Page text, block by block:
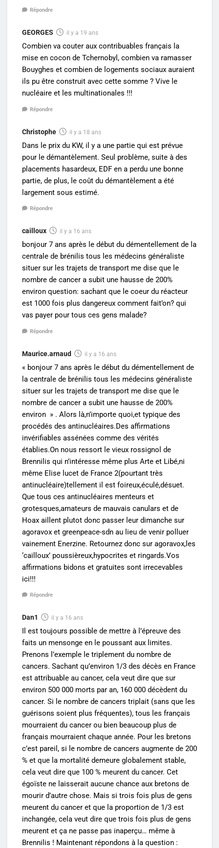
Répondre
GEORGES il y a 19 ans
Combien va couter aux contribuables français la
mise en cocon de Tchernobyl, combien va ramasser
Bouyghes et combien de logements sociaux auraient
ils pu être construit avec cette somme ? Vive le
nucléaire et les multinationales !!!
Répondre
Christophe il y a 18 ans
Dans le prix du KW, il y a une partie qui est prévue
pour le démantèlement. Seul problème, suite à des
placements hasardeux, EDF en a perdu une bonne
partie, de plus, le coût du démantèlement a été
largement sous estimé.
Répondre
cailloux il y a 16 ans
bonjour 7 ans après le début du démentellement de la
centrale de brénilis tous les médecins généraliste
situer sur les trajets de transport me dise que le
nombre de cancer a subit une hausse de 200%
environ question: sachant que le coeur du réacteur
est 1000 fois plus dangereux comment fait’on? qui
vas payer pour tous ces gens malade?
Répondre
Maurice.arnaud il y a 16 ans
« bonjour 7 ans après le début du démentellement de
la centrale de brénilis tous les médecins généraliste
situer sur les trajets de transport me dise que le
nombre de cancer a subit une hausse de 200%
environ » . Alors là,n’importe quoi,et typique des
procédés des antinucléaires.Des affirmations
invérifiables assénées comme des vérités
établies.On nous ressort le vieux rossignol de
Brennilis qui n’intéresse même plus Arte et Libé,ni
même Elise lucet de France 2(pourtant très
antinucléaire)tellement il est foireux,éculé,désuet.
Que tous ces antinucléaires menteurs et
grotesques,amateurs de mauvais canulars et de
Hoax aillent plutot donc passer leur dimanche sur
agoravox et greenpeace-sdn au lieu de venir polluer
vainement Enerzine. Retournez donc sur agoravox,les
‘cailloux’ poussièreux,hypocrites et ringards.Vos
affirmations bidons et gratuites sont irrecevables
ici!!!
Répondre
Dan1 il y a 16 ans
Il est toujours possible de mettre à l’épreuve des
faits un mensonge en le poussant aux limites.
Prenons l’exemple le triplement du nombre de
cancers. Sachant qu’environ 1/3 des décès en France
est attribuable au cancer, cela veut dire que sur
environ 500 000 morts par an, 160 000 décèdent du
cancer. Si le nombre de cancers triplait (sans que les
guérisons soient plus fréquentes), tous les français
mourraient du cancer ou bien beaucoup plus de
français mourraient chaque année. Pour les bretons
c’est pareil, si le nombre de cancers augmente de 200
% et que la mortalité demeure globalement stable,
cela veut dire que 100 % meurent du cancer. Cet
égoïste ne laisserait aucune chance aux bretons de
mourir d’autre chose. Mais si trois fois plus de gens
meurent du cancer et que la proportion de 1/3 est
inchangée, cela veut dire que trois fois plus de gens
meurent et ça ne passe pas inaperçu… même à
Brennilis ! Maintenant répondons à la question :